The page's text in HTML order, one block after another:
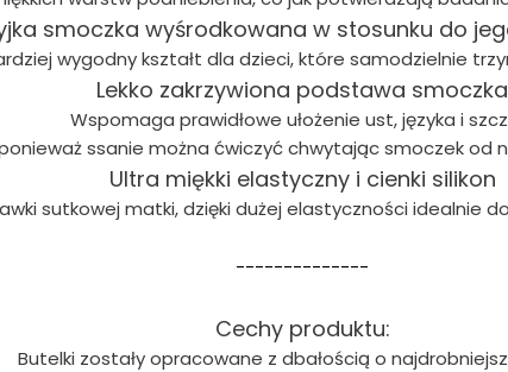
smoczka wyśrodkowana w stosunku do
wygodny kształt dla dzieci, które samodzielnie
Lekko zakrzywiona podstawa smoczka
Wspomaga prawidłowe ułożenie ust, języka i
ssanie można ćwiczyć chwytając smoczek od
Ultra miękki elastyczny i cienki silikon
sutkowej matki, dzięki dużej elastyczności idealnie
--------------
Cechy produktu:
Butelki zostały opracowane z dbałością o